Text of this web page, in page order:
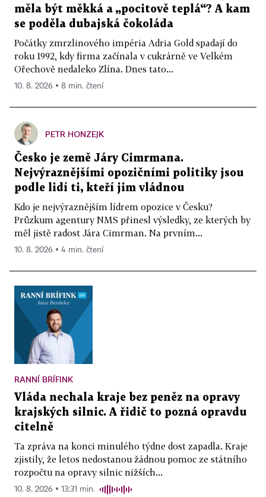
měla být měkká a „pocitově teplá“? A kam
se poděla dubajská čokoláda
Počátky zmrzlinového impéria Adria Gold spadají do
roku 1992, kdy firma začínala v cukrárně ve Velkém
Ořechově nedaleko Zlína. Dnes tato...
10. 8. 2026 ▪ 8 min. čtení
PETR HONZEJK
Česko je země Járy Cimrmana.
Nejvýraznějšími opozičními politiky jsou
podle lidí ti, kteří jim vládnou
Kdo je nejvýraznějším lídrem opozice v Česku?
Průzkum agentury NMS přinesl výsledky, ze kterých by
měl jistě radost Jára Cimrman. Na prvním...
10. 8. 2026 ▪ 4 min. čtení
RANNÍ BRÍFINK
Vláda nechala kraje bez peněz na opravy
krajských silnic. A řidič to pozná opravdu
citelně
Ta zpráva na konci minulého týdne dost zapadla. Kraje
zjistily, že letos nedostanou žádnou pomoc ze státního
rozpočtu na opravy silnic nižších...
10. 8. 2026 ▪ 13:31 min.